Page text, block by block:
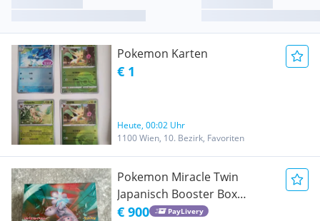
Pokemon Karten
€ 1
Heute, 00:02 Uhr
1100 Wien, 10. Bezirk, Favoriten
Pokemon Miracle Twin
Japanisch Booster Box
Display
€ 900 PayLivery